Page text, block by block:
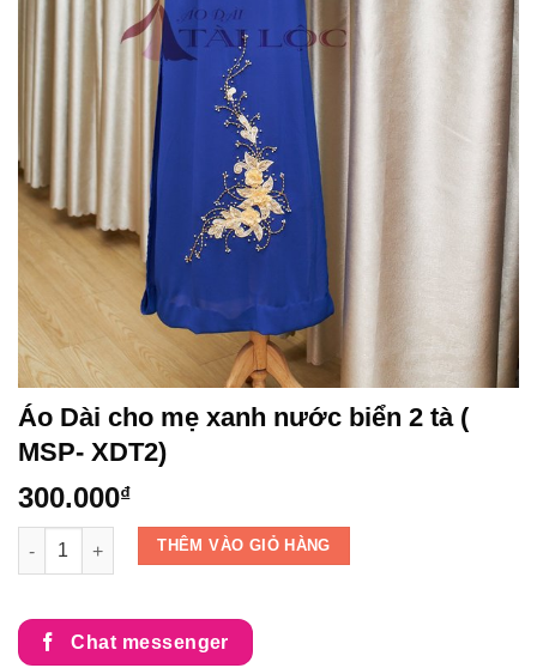
Áo Dài cho mẹ xanh nước biển 2 tà (
MSP- XDT2)
300.000₫
Áo Dài cho mẹ xanh nước biển 2 tà ( MSP- XDT2) số lượng
THÊM VÀO GIỎ HÀNG
Chat messenger